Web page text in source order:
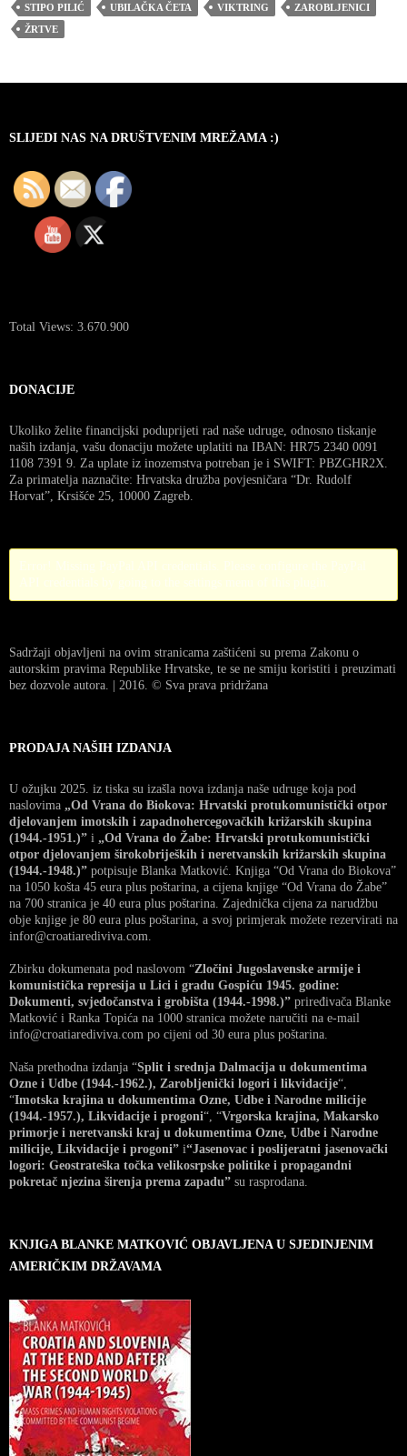
STIPO PILIĆ
UBILAČKA ČETA VIKTRING
ZAROBLJENICI
ŽRTVE
SLIJEDI NAS NA DRUŠTVENIM MREŽAMA :)
Total Views: 3.670.900
DONACIJE
Ukoliko želite financijski poduprijeti rad naše udruge, odnosno tiskanje
naših izdanja, vašu donaciju možete uplatiti na IBAN: HR75 2340 0091
1108 7391 9. Za uplate iz inozemstva potreban je i SWIFT: PBZGHR2X.
Za primatelja naznačite: Hrvatska družba povjesničara “Dr. Rudolf
Horvat”, Krsišće 25, 10000 Zagreb.
Sadržaji objavljeni na ovim stranicama zaštićeni su prema Zakonu o
autorskim pravima Republike Hrvatske, te se ne smiju koristiti i preuzimati
bez dozvole autora. | 2016. © Sva prava pridržana
PRODAJA NAŠIH IZDANJA
U ožujku 2025. iz tiska su izašla nova izdanja naše udruge koja pod
naslovima „Od Vrana do Biokova: Hrvatski protukomunistički otpor
djelovanjem imotskih i zapadnohercegovačkih križarskih skupina
(1944.-1951.)” i „Od Vrana do Žabe: Hrvatski protukomunistički
otpor djelovanjem širokobrijeških i neretvanskih križarskih skupina
(1944.-1948.)” potpisuje Blanka Matković. Knjiga “Od Vrana do Biokova”
na 1050 košta 45 eura plus poštarina, a cijena knjige “Od Vrana do Žabe”
na 700 stranica je 40 eura plus poštarina. Zajednička cijena za narudžbu
obje knjige je 80 eura plus poštarina, a svoj primjerak možete rezervirati na
infor@croatiarediviva.com.
Zbirku dokumenata pod naslovom “Zločini Jugoslavenske armije i
komunistička represija u Lici i gradu Gospiću 1945. godine:
Dokumenti, svjedočanstva i grobišta (1944.-1998.)” priređivača Blanke
Matković i Ranka Topića na 1000 stranica možete naručiti na e-mail
info@croatiarediviva.com po cijeni od 30 eura plus poštarina.
Naša prethodna izdanja “Split i srednja Dalmacija u dokumentima
Ozne i Udbe (1944.-1962.), Zarobljenički logori i likvidacije“,
“Imotska krajina u dokumentima Ozne, Udbe i Narodne milicije
(1944.-1957.), Likvidacije i progoni“, “Vrgorska krajina, Makarsko
primorje i neretvanski kraj u dokumentima Ozne, Udbe i Narodne
milicije, Likvidacije i progoni” i“Jasenovac i poslijeratni jasenovački
logori: Geostrateška točka velikosrpske politike i propagandni
pokretač njezina širenja prema zapadu” su rasprodana.
KNJIGA BLANKE MATKOVIĆ OBJAVLJENA U SJEDINJENIM
AMERIČKIM DRŽAVAMA